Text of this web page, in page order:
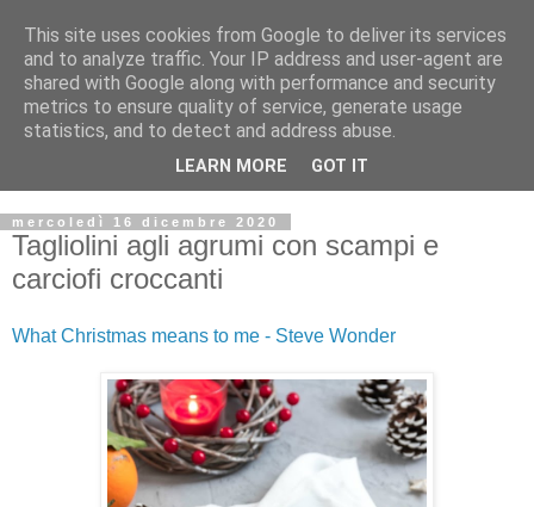
mercoledì 16 dicembre 2020
Tagliolini agli agrumi con scampi e
carciofi croccanti
What Christmas means to me - Steve Wonder
This site uses cookies from Google to deliver its services
and to analyze traffic. Your IP address and user-agent are
shared with Google along with performance and security
metrics to ensure quality of service, generate usage
statistics, and to detect and address abuse.
LEARN MORE GOT IT